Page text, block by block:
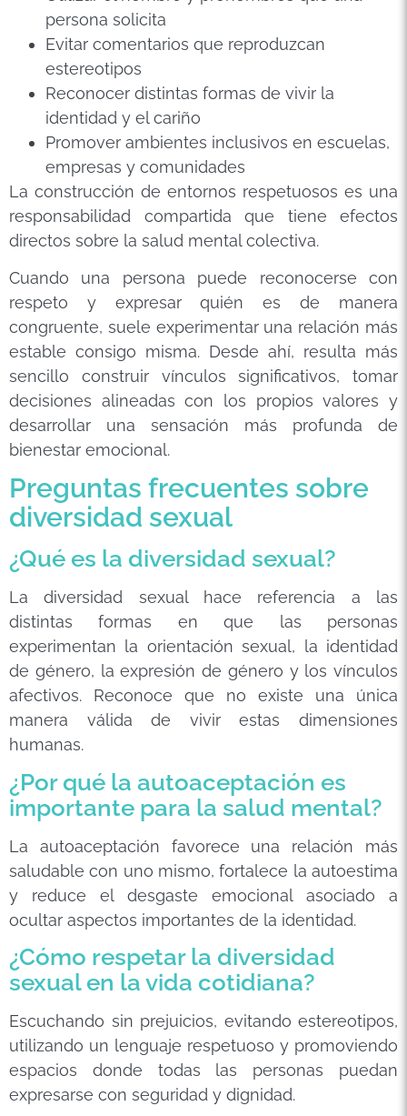
persona solicita
Evitar comentarios que reproduzcan
estereotipos
Reconocer distintas formas de vivir la
identidad y el cariño
Promover ambientes inclusivos en escuelas,
empresas y comunidades
La construcción de entornos respetuosos es una
responsabilidad compartida que tiene efectos
directos sobre la salud mental colectiva.
Cuando una persona puede reconocerse con
respeto y expresar quién es de manera
congruente, suele experimentar una relación más
estable consigo misma. Desde ahí, resulta más
sencillo construir vínculos significativos, tomar
decisiones alineadas con los propios valores y
desarrollar una sensación más profunda de
bienestar emocional.
Preguntas frecuentes sobre
diversidad sexual
¿Qué es la diversidad sexual?
La diversidad sexual hace referencia a las
distintas formas en que las personas
experimentan la orientación sexual, la identidad
de género, la expresión de género y los vínculos
afectivos. Reconoce que no existe una única
manera válida de vivir estas dimensiones
humanas.
¿Por qué la autoaceptación es
importante para la salud mental?
La autoaceptación favorece una relación más
saludable con uno mismo, fortalece la autoestima
y reduce el desgaste emocional asociado a
ocultar aspectos importantes de la identidad.
¿Cómo respetar la diversidad
sexual en la vida cotidiana?
Escuchando sin prejuicios, evitando estereotipos,
utilizando un lenguaje respetuoso y promoviendo
espacios donde todas las personas puedan
expresarse con seguridad y dignidad.